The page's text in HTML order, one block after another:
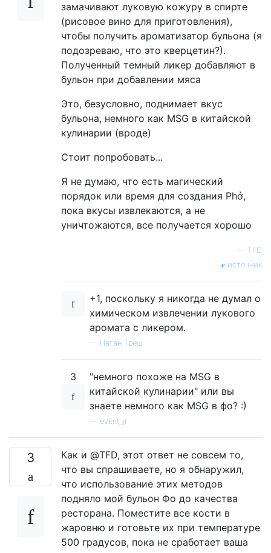
замачивают луковую кожуру в спирте
(рисовое вино для приготовления),
чтобы получить ароматизатор бульона (я
подозреваю, что это кверцетин?).
Полученный темный ликер добавляют в
бульон при добавлении мяса
Это, безусловно, поднимает вкус
бульона, немного как MSG в китайской
кулинарии (вроде)
Стоит попробовать...
Я не думаю, что есть магический
порядок или время для создания Phở,
пока вкусы извлекаются, а не
уничтожаются, все получается хорошо
— TFD
источник
+1, поскольку я никогда не думал о
химическом извлечении лукового
аромата с ликером.
— Натан Треш
3
"немного похоже на MSG в
китайской кулинарии" или вы
знаете немного как MSG в фо? :)
event_jr
3
Как и @TFD, этот ответ не совсем то,
что вы спрашиваете, но я обнаружил,
что использование этих методов
подняло мой бульон Фо до качества
ресторана. Поместите все кости в
жаровню и готовьте их при температуре
500 градусов, пока не сработает ваша